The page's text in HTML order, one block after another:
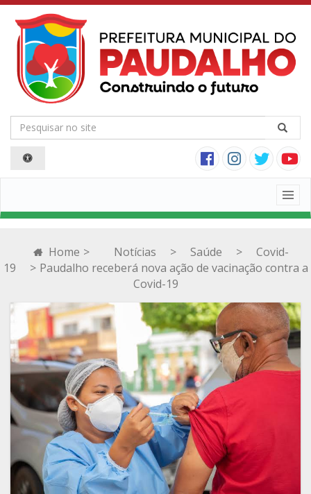
Home > Notícias > Saúde >
Covid-
19
> Paudalho receberá nova ação de vacinação contra a
Covid-19